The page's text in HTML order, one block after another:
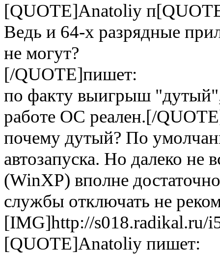
[QUOTE]Anatoliy
Ведь и 64-х разрядные
не могут?
[/QUOTE]пишет:
по факту выигрыш
работе ОС реален.[/
почему дутый? По
автозапуска. Но далеко
(WinXP) вполне
службы отключать не
[IMG]http://s018.radikal.ru/
[QUOTE]Anatoliy пишет: